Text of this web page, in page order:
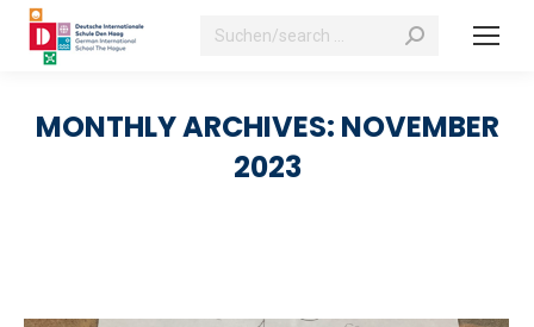
Search:
MONTHLY ARCHIVES: NOVEMBER
2023